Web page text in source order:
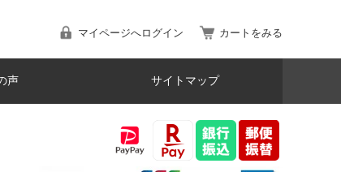
マイページへログイン カートをみる
声 サイトマップ